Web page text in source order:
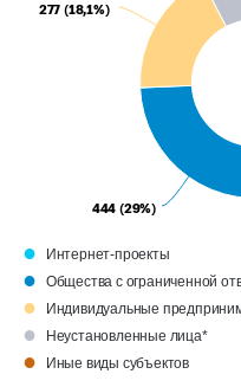
444 (29%)
444 (29%)
277 (18,1%)
277 (18,1%)
● Интернет-проекты
● Общества с ограниченной
● Индивидуальные
● Неустановленные лица*
● Иные виды субъектов